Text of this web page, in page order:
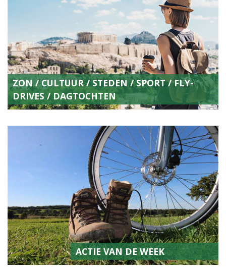
ZON / CULTUUR / STEDEN / SPORT / FLY-
DRIVES / DAGTOCHTEN
ACTIE VAN DE WEEK